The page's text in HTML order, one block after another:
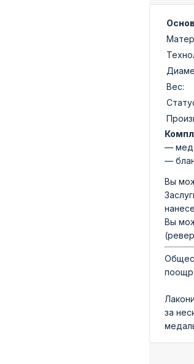
Вес:
—
—
Вы
Вы
за